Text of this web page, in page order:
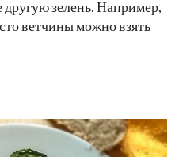
зелень. Например,
ветчины можно взять